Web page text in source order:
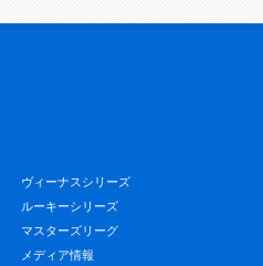
ヴィーナスシリーズ
ルーキーシリーズ
マスターズリーグ
メディア情報